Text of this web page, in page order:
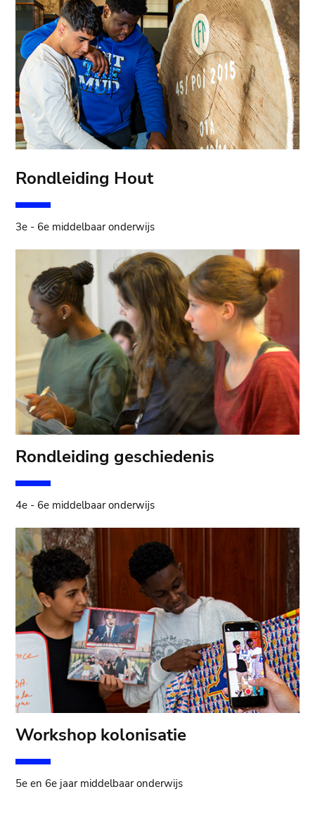
Rondleiding Hout
3e - 6e middelbaar onderwijs
Rondleiding geschiedenis
4e - 6e middelbaar onderwijs
Workshop kolonisatie
5e en 6e jaar middelbaar onderwijs